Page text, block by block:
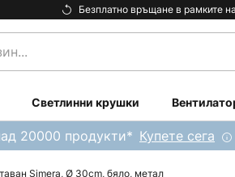
Безплатно връщане в рамките
Светлинни крушки
20000 продукти* Купете сега
Simera, Ø 30cm, бяло, метал